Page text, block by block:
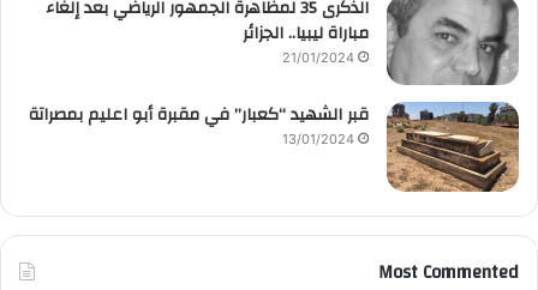
الذكرى 35 لمظاهرة الجمهور الرياضي بعد إلغاء
مباراة ليبيا.. الجزائر
21/01/2024
قبر الشهيد “كعبار” في مقبرة أبو اعليم بمصراتة
13/01/2024
Most Commented